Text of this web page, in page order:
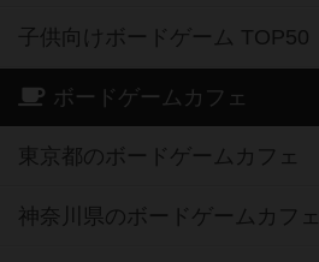
子供向けボードゲーム TOP50
ボードゲームカフェ
東京都のボードゲームカフェ
神奈川県のボードゲームカフェ